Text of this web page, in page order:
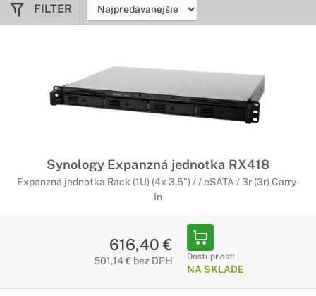
FILTER
Synology Expanzná jednotka RX418
Expanzná jednotka Rack (1U) (4x 3,5") / / eSATA / 3r (3r) Carry-
In
616,40 €
501,14 € bez DPH Dostupnosť:
NA SKLADE